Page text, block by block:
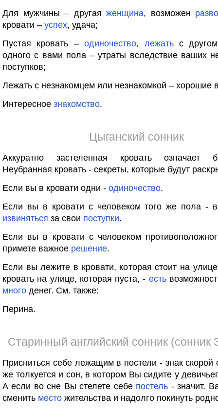
Для мужчины – другая женщина, возможен
кровати – успех, удача;
Пустая кровать –одиночество, лежатьс
одного с вами пола – утраты вследствие ваших
поступков;
Лежать с незнакомцем или незнакомкой – хорошие
Интересное знакомство.
Цыганский сонник
Аккуратно застеленная кровать означает
Неубранная кровать - секреты, которые будут
Если вы в кровати одни - одиночество.
Если вы в кровати с человеком того же пола -
извиняться за свои поступки.
Если вы в кровати с человеком
примете важное решение.
Если вы лежите в кровати, которая стоит на
кровать на улице, которая пуста, - есть
много денег. См. также:
Перина.
Старинный английский сонник (сонник
Присниться себе лежащим в постели - знак
же толкуется и сон, в котором Вы сидите у
А если во сне Вы стелете себе постель - значит.
сменить место жительства и надолго покинуть